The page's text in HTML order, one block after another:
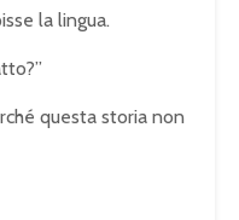
la lingua.
questa storia non